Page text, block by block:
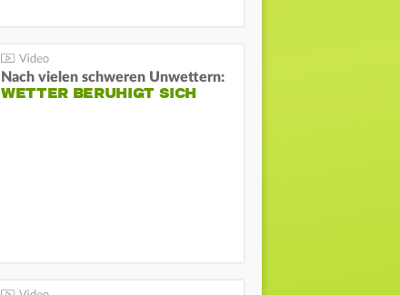
Nach vielen schweren Unwettern:
WETTER BERUHIGT SICH